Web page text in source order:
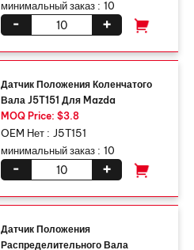
минимальный заказ : 10
+
-
Датчик Положения Коленчатого
Вала J5T151 Для Mazda
MOQ Price: $3.8
OEM Нет : J5T151
минимальный заказ : 10
+
-
Датчик Положения
Распределительного Вала